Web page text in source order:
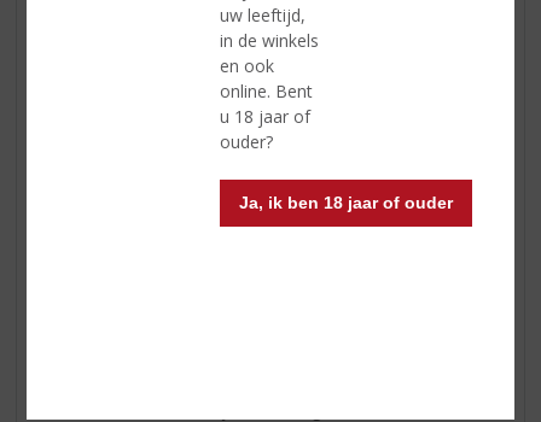
uw leeftijd,
in de winkels
en ook
online. Bent
u 18 jaar of
ouder?
Ja, ik ben 18 jaar of ouder
Tijdens de Eerste en Tweede Wereldoorlog ontstond er
een voedseltekort waardoor jeneverstokerijen nog